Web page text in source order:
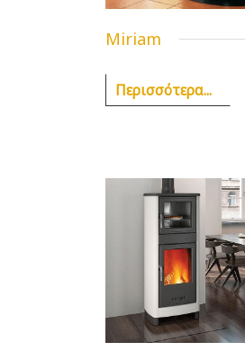
Miriam
Περισσότερα...